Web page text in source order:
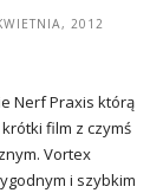
2012
Nerf Praxis którą
film z czymś
Vortex
i szybkim